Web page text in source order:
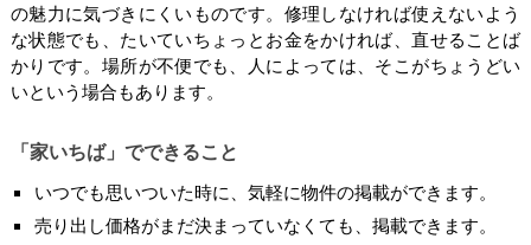
の魅力に気づきにくいものです。修理しなければ使えないよう
な状態でも、たいていちょっとお金をかければ、直せることば
かりです。場所が不便でも、人によっては、そこがちょうどい
いという場合もあります。
「家いちば」でできること
いつでも思いついた時に、気軽に物件の掲載ができます。
売り出し価格がまだ決まっていなくても、掲載できます。